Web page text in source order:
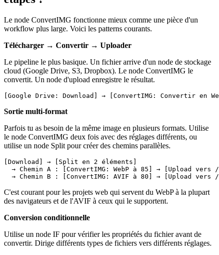
Le node ConvertIMG fonctionne mieux comme une pièce d'un
workflow plus large. Voici les patterns courants.
Télécharger → Convertir → Uploader
Le pipeline le plus basique. Un fichier arrive d'un node de stockage
cloud (Google Drive, S3, Dropbox). Le node ConvertIMG le
convertit. Un node d'upload enregistre le résultat.
Sortie multi-format
Parfois tu as besoin de la même image en plusieurs formats. Utilise
le node ConvertIMG deux fois avec des réglages différents, ou
utilise un node Split pour créer des chemins parallèles.
[Download] → [Split en 2 éléments]
→ Chemin A : [ConvertIMG: WebP à 85] → [Upload vers
C'est courant pour les projets web qui servent du WebP à la plupart
des navigateurs et de l'AVIF à ceux qui le supportent.
Conversion conditionnelle
Utilise un node IF pour vérifier les propriétés du fichier avant de
convertir. Dirige différents types de fichiers vers différents réglages.